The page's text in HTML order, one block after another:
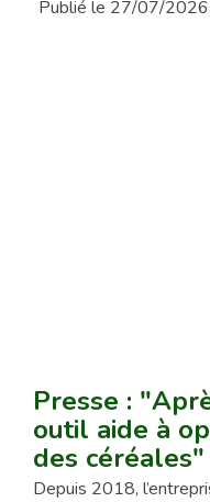
Publié le 27/07/2026
Presse :
outil aide à
des céréales"
Depuis 2018,